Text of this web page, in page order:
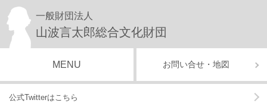
一般財団法人
山波言太郎総合文化財団
MENU お問い合せ・地図
公式Twitterはこちら